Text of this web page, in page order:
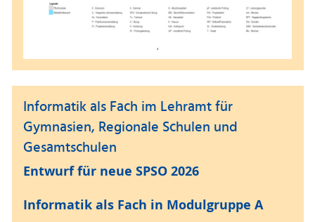
Informatik als Fach im Lehramt für
Gymnasien, Regionale Schulen und
Gesamtschulen
Entwurf für neue SPSO 2026
Informatik als Fach in Modulgruppe A